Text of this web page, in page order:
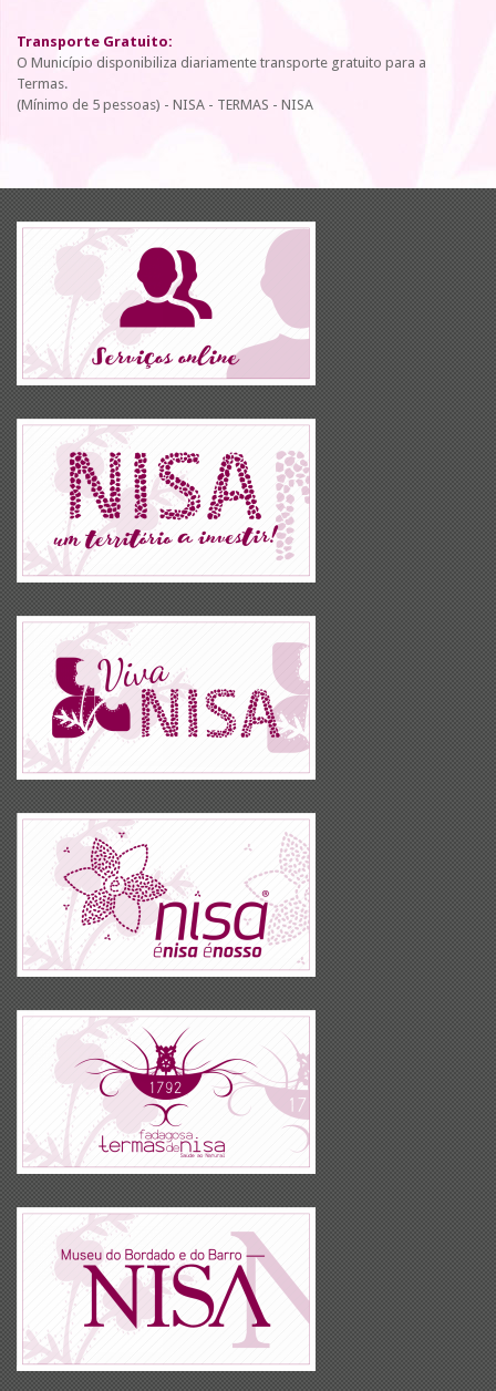
Transporte Gratuito:
O Município disponibiliza diariamente transporte gratuito para a
Termas.
(Mínimo de 5 pessoas) - NISA - TERMAS - NISA